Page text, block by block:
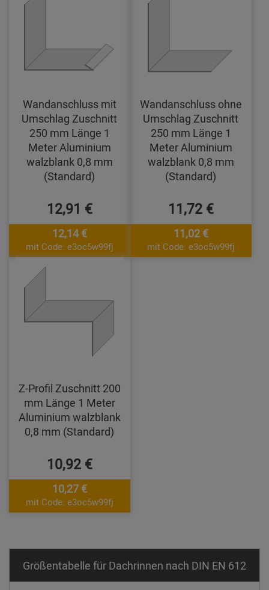
Wandanschluss mit
Umschlag Zuschnitt
250 mm Länge 1
Meter Aluminium
walzblank 0,8 mm
(Standard)
12,91 €
12,14 €
mit Code: e3oc5w99fj
Wandanschluss ohne
Umschlag Zuschnitt
250 mm Länge 1
Meter Aluminium
walzblank 0,8 mm
(Standard)
11,72 €
11,02 €
mit Code: e3oc5w99fj
Z-Profil Zuschnitt 200
mm Länge 1 Meter
Aluminium walzblank
0,8 mm (Standard)
10,92 €
10,27 €
mit Code: e3oc5w99fj
Größentabelle für Dachrinnen nach DIN EN 612